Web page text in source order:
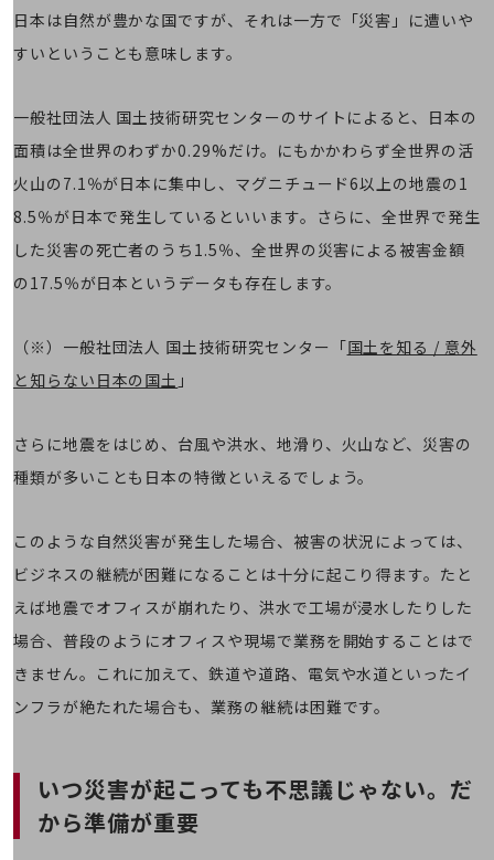
マーケティング
業務効率化
職場環境整備
地域共創・地方創生
セキュリティ対策
遠隔監視
自動化・省電化
人材不足解消
自治体
医療・介護
教育
モビリティ
製造・建設業
キーワードで探す
モバイルTOP
法人向けスマホ・携帯に関する、
日本は自然が豊かな国ですが、それは一方で「災害」に遭いや
すいということも意味します。
一般社団法人 国土技術研究センターのサイトによると、日本の
面積は全世界のわずか0.29%だけ。にもかかわらず全世界の活
火山の7.1％が日本に集中し、マグニチュード6以上の地震の1
8.5％が日本で発生しているといいます。さらに、全世界で発生
した災害の死亡者のうち1.5％、全世界の災害による被害金額
の17.5％が日本というデータも存在します。
（※）一般社団法人 国土技術研究センター「国土を知る / 意外
と知らない日本の国土 」
さらに地震をはじめ、台風や洪水、地滑り、火山など、災害の
種類が多いことも日本の特徴といえるでしょう。
このような自然災害が発生した場合、被害の状況によっては、
ビジネスの継続が困難になることは十分に起こり得ます。たと
えば地震でオフィスが崩れたり、洪水で工場が浸水したりした
場合、普段のようにオフィスや現場で業務を開始することはで
きません。これに加えて、鉄道や道路、電気や水道といったイ
ンフラが絶たれた場合も、業務の継続は困難です。
いつ災害が起こっても不思議じゃない。 だ
から準備が重要